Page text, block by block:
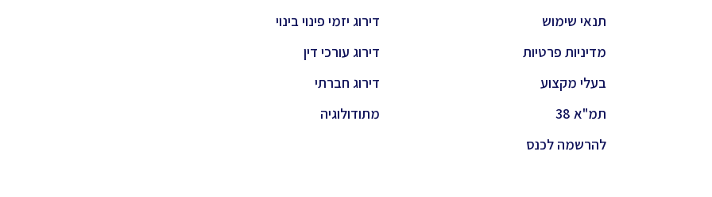
תנאי שימוש
מדיניות פרטיות
בעלי מקצוע
תמ"א 38
להרשמה לכנס
דירוג יזמי פינוי בינוי
דירוג עורכי דין
דירוג חברתי
מתודולוגיה